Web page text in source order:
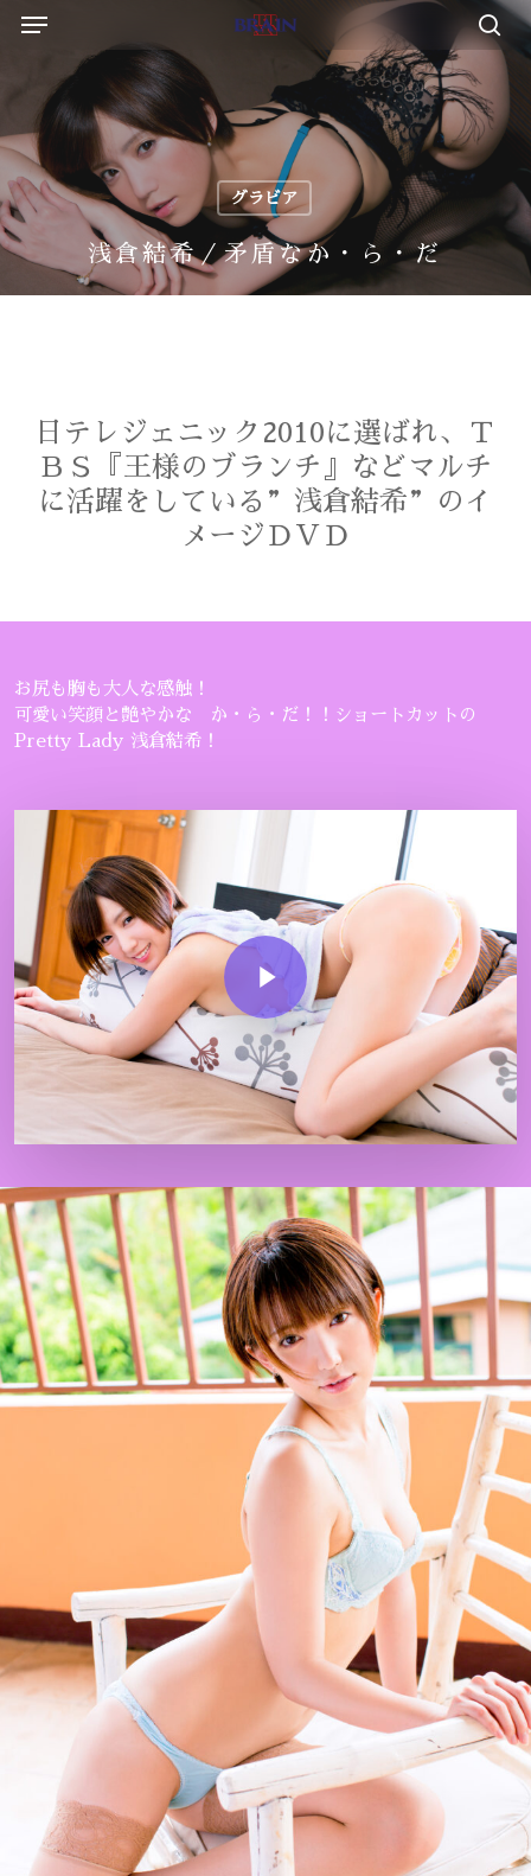
Skip
content
Menu
グラビア
浅倉結希／矛盾なか・ら・だ
日テレジェニック2010に選ばれ、Ｔ
ＢＳ『王様のブランチ』などマルチ
に活躍をしている”浅倉結希”のイ
メージＤＶＤ
お尻も胸も大人な感触！
可愛い笑顔と艶やかな か・ら・だ！！ショートカットの
Pretty Lady 浅倉結希！
Play Video